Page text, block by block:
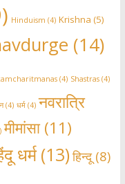
Hinduism (4) Krishna (5)
(14)
(4) Shastras(4)
(4) धर्म(4) नवरात्रि
मीमांसा(11)
धर्म(13)हिन्दू(8)